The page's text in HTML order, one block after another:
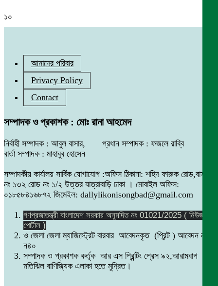
১০
আমাদের পরিবার
Privacy Policy
Contact
সম্পাদক ও প্রকাশক : মোঃ রানা আহমেদ
নির্বাহী সম্পাদক : আবুল বাসার, প্রধান সম্পাদক : ফজলে রাব্বি
বার্তা সম্পাদক : মাহাবুব হোসেন
সম্পাদকীয় কার্যালয় সার্বিক যোগাযোগ :অফিস ঠিকানা: শহিদ ফারুক রোড,বাসা
নং ১৩২ রোড নং ১/২ উত্তর যাত্রাবাড়ি ঢাকা । মোবাইল অফিস:
০১৮৫৮৪১৬৮৭২ জিমেইল: dallylikonisongbad@gmail.com
গণপ্রজাতন্ত্রী বাংলাদেশ সরকার অনুমদিত নং 01021/2025 ( নিউজ
পোর্টাল )
ও জেলা জেলা ম্যাজিস্ট্রেট বারবার আবেদনকৃত (প্রিন্ট ) আবেদন নং
ন৪০
সম্পাদক ও প্রকাশক কর্তৃক আর এস প্রিন্টিং প্রেস ৯২,আরামবাগ
মতিঝিল বাণিজ্যিক এলাকা হতে মুদ্রিত।